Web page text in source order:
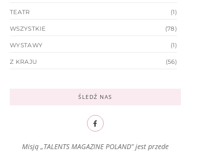
TEATR (1)
WSZYSTKIE (78)
WYSTAWY (1)
Z KRAJU (56)
ŚLEDŹ NAS
Misją „TALENTS MAGAZINE POLAND” jest przede